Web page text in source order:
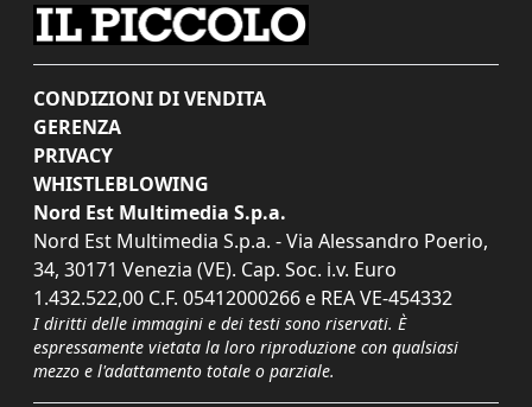
CONDIZIONI DI VENDITA
GERENZA
PRIVACY
WHISTLEBLOWING
Nord Est Multimedia S.p.a.
Nord Est Multimedia S.p.a. - Via Alessandro Poerio,
34, 30171 Venezia (VE). Cap. Soc. i.v. Euro
1.432.522,00 C.F. 05412000266 e REA VE-454332
I diritti delle immagini e dei testi sono riservati. È
espressamente vietata la loro riproduzione con qualsiasi
mezzo e l'adattamento totale o parziale.